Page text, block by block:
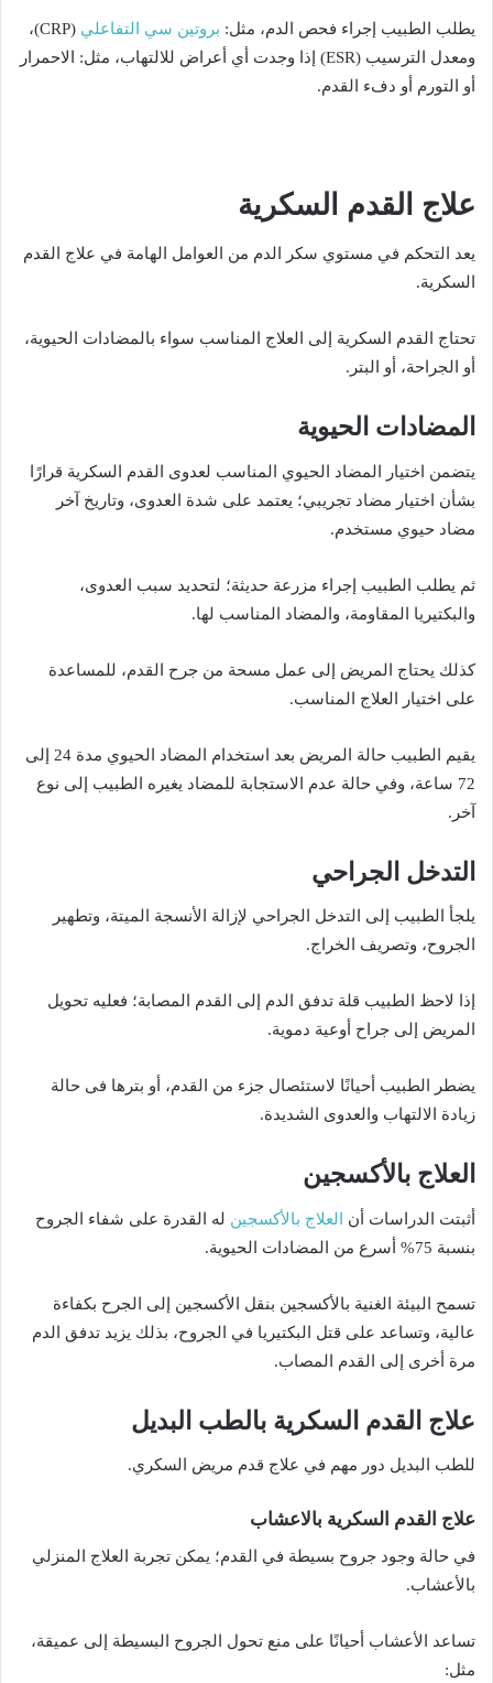
يطلب الطبيب إجراء فحص الدم، مثل: بروتين سي التفاعلي
(CRP)،
ومعدل الترسيب (ESR) إذا وجدت أي أعراض للالتهاب، مثل: الاحمرار
أو التورم أو دفء القدم.
علاج القدم السكرية
يعد التحكم في مستوي سكر الدم من العوامل الهامة في علاج القدم
السكرية.
تحتاج القدم السكرية إلى العلاج المناسب سواء بالمضادات الحيوية،
أو الجراحة، أو البتر.
المضادات الحيوية
يتضمن اختيار المضاد الحيوي المناسب لعدوى القدم السكرية قرارًا
بشأن اختيار مضاد تجريبي؛ يعتمد على شدة العدوى، وتاريخ آخر
مضاد حيوي مستخدم.
ثم يطلب الطبيب إجراء مزرعة حديثة؛ لتحديد سبب العدوى،
والبكتيريا المقاومة، والمضاد المناسب لها.
كذلك يحتاج المريض إلى عمل مسحة من جرح القدم، للمساعدة
على اختيار العلاج المناسب.
يقيم الطبيب حالة المريض بعد استخدام المضاد الحيوي مدة 24 إلى
72 ساعة، وفي حالة عدم الاستجابة للمضاد يغيره الطبيب إلى نوع
آخر.
التدخل الجراحي
يلجأ الطبيب إلى التدخل الجراحي لإزالة الأنسجة الميتة، وتطهير
الجروح، وتصريف الخراج.
إذا لاحظ الطبيب قلة تدفق الدم إلى القدم المصابة؛ فعليه تحويل
المريض إلى جراح أوعية دموية.
يضطر الطبيب أحيانًا لاستئصال جزء من القدم، أو بترها فى حالة
زيادة الالتهاب والعدوى الشديدة.
العلاج بالأكسجين
أثبتت الدراسات أن العلاج بالأكسجين له القدرة على شفاء الجروح
بنسبة 75% أسرع من المضادات الحيوية.
تسمح البيئة الغنية بالأكسجين بنقل الأكسجين إلى الجرح بكفاءة
عالية، وتساعد على قتل البكتيريا في الجروح، بذلك يزيد تدفق الدم
مرة أخرى إلى القدم المصاب.
علاج القدم السكرية بالطب البديل
للطب البديل دور مهم في علاج قدم مريض السكري.
علاج القدم السكرية بالاعشاب
في حالة وجود جروح بسيطة في القدم؛ يمكن تجربة العلاج المنزلي
بالأعشاب.
تساعد الأعشاب أحيانًا على منع تحول الجروح البسيطة إلى عميقة،
مثل: